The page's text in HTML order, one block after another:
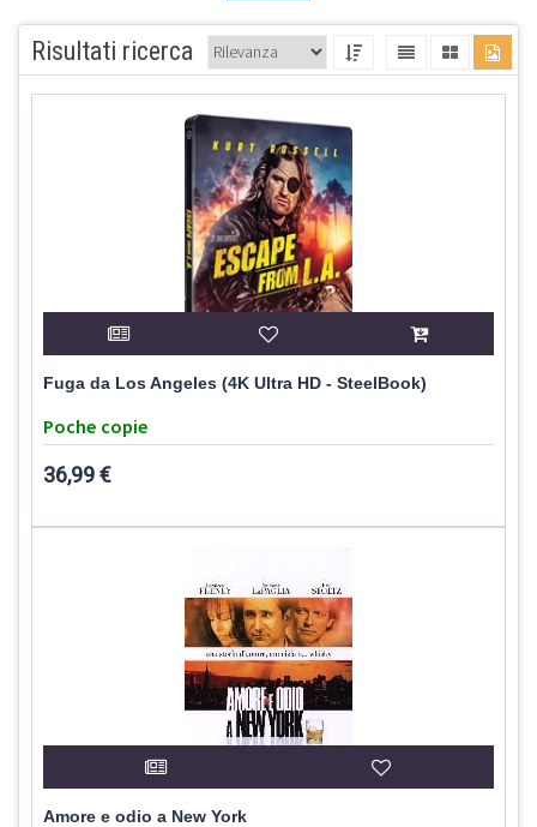
Risultati ricerca
Fuga da Los Angeles (4K Ultra HD - SteelBook)
Poche copie
36,99 €
Amore e odio a New York